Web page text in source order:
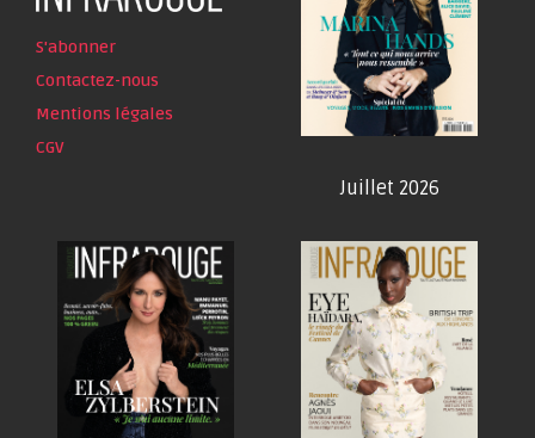
S'abonner
Contactez-nous
Mentions légales
CGV
Juillet 2026